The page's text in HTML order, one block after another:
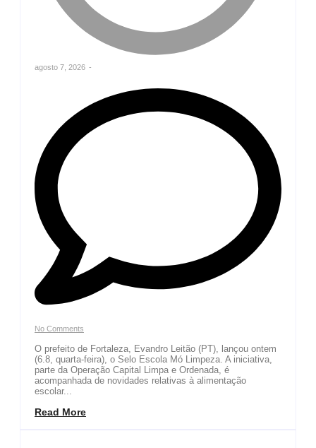
agosto 7, 2026 -
No Comments
O prefeito de Fortaleza, Evandro Leitão (PT), lançou ontem
(6.8, quarta-feira), o Selo Escola Mó Limpeza. A iniciativa,
parte da Operação Capital Limpa e Ordenada, é
acompanhada de novidades relativas à alimentação
escolar...
Read More